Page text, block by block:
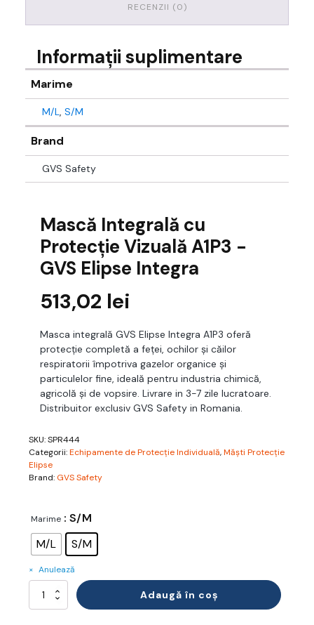
RECENZII (0)
Informații suplimentare
Marime
M/L S/M
Brand
GVS Safety
Mască Integrală cu
Protecție Vizuală A1P3 -
GVS Elipse Integra
513,02 lei
Masca integrală GVS Elipse Integra A1P3 oferă
protecție completă a feței, ochilor și căilor
respiratorii împotriva gazelor organice și
particulelor fine, ideală pentru industria chimică,
agricolă și de vopsire. Livrare in 3-7 zile lucratoare.
Distribuitor exclusiv GVS Safety in Romania.
SKU:SPR444
Categorii:Echipamente de Protecție Individuală,Măști Protecție
Elipse
Brand: GVS Safety
Marime : S/M
M/L
S/M
Anulează
Cantitate
Mască
Adaugă în coș